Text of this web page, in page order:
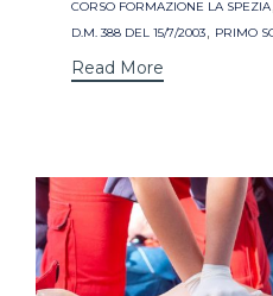
CORSO FORMAZIONE LA SPEZIA
D.M. 388 DEL 15/7/2003, PRIMO
Read More